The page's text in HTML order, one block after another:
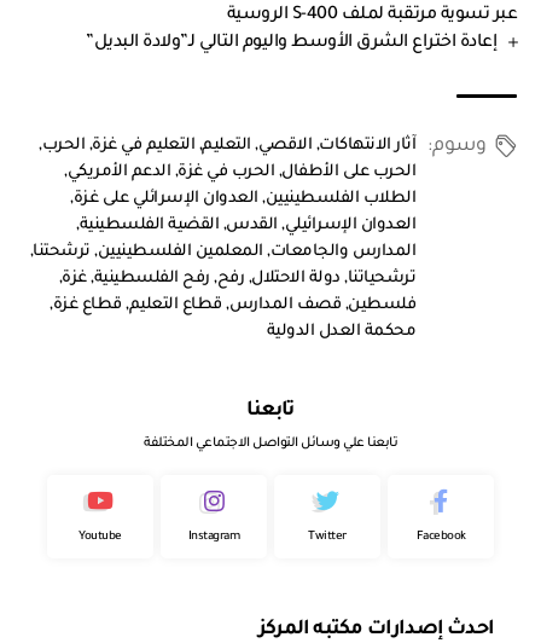
عبر تسوية مرتقبة لملف S-400 الروسية
إعادة اختراع الشرق الأوسط واليوم التالي لـ”ولادة البديل”
وسوم: آثار الانتهاكات,الاقصي,التعليم,التعليم في غزة,الحرب,
الحرب على الأطفال,الحرب في غزة,الدعم الأمريكي,
الطلاب الفلسطينيين,العدوان الإسرائلي على غزة,
العدوان الإسرائيلي,القدس,القضية الفلسطينية,
المدارس والجامعات,المعلمين الفلسطينيين,ترشحتنا,
ترشحياتنا,دولة الاحتلال,رفح,رفح الفلسطينية,غزة,
فلسطين,قصف المدارس,قطاع التعليم,قطاع غزة,
محكمة العدل الدولية
تابعنا
تابعنا علي وسائل التواصل الاجتماعي المختلفة
Facebook
Twitter
Instagram
Youtube
احدث إصدارات مكتبه المركز